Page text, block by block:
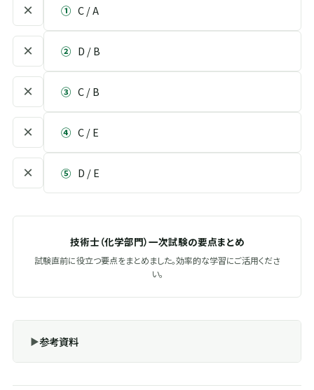
× ① C / A
× ② D / B
× ③ C / B
× ④ C / E
× ⑤ D / E
技術士（化学部門）一次試験の要点まとめ
試験直前に役立つ要点をまとめました。効率的な学習にご活用くださ
い。
参考資料